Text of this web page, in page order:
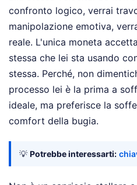
confronto logico, verrai
manipolazione emotiva,
reale. L'unica moneta
stessa che lei sta usando
stessa. Perché, non
processo lei è la prima a
ideale, ma preferisce la
comfort della bugia.
💡 Potrebbe interessarti: